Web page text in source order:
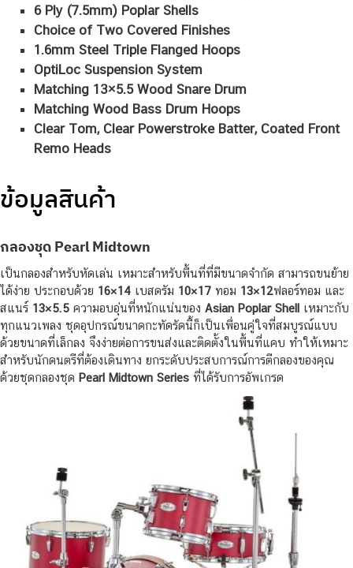
6 Ply (7.5mm) Poplar Shells
Choice of Two Covered Finishes
1.6mm Steel Triple Flanged Hoops
OptiLoc Suspension System
Matching 13×5.5 Wood Snare Drum
Matching Wood Bass Drum Hoops
Clear Tom, Clear Powerstroke Batter, Coated Front
Remo Heads
ข้อมูลสินค้า
กลองชุด Pearl Midtown
เป็นกลองสำหรับหัดเล่น เหมาะสำหรับพื้นที่ที่มีขนาดจำกัด สามารถขนย้าย
ได้ง่าย ประกอบด้วย 16×14 เบสดรัม 10×17 ทอม 13×12ฟลอร์ทอม และ
สแนร์ 13×5.5 ความอบอุ่นที่หนักแน่นของ Asian Poplar Shell เหมาะกับ
ทุกแนวเพลง ชุดอุปกรณ์ขนาดกะทัดรัดนี้ก็เป็นเพื่อนคู่ใจที่สมบูรณ์แบบ
ด้วยขนาดที่เล็กลง จึงง่ายต่อการขนส่งและติดตั้งในพื้นที่แคบ ทำให้เหมาะ
สำหรับนักดนตรีที่ต้องเดินทาง ยกระดับประสบการณ์การตีกลองของคุณ
ด้วยชุดกลองชุด Pearl Midtown Series ที่ได้รับการอัพเกรด